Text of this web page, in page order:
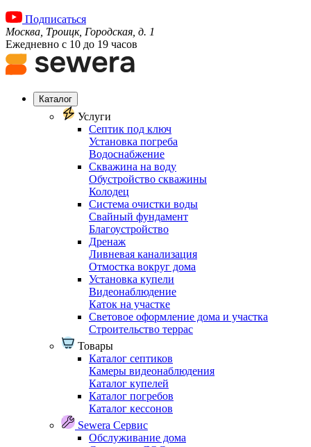
Подписаться
Москва, Троицк, Городская, д. 1
Ежедневно с 10 до 19 часов
Каталог
Услуги
Септик под ключ
Установка погреба
Водоснабжение
Скважина на воду
Обустройство скважины
Колодец
Система очистки воды
Свайный фундамент
Благоустройство
Дренаж
Ливневая канализация
Отмостка вокруг дома
Установка купели
Видеонаблюдение
Каток на участке
Световое оформление дома и участка
Строительство террас
Товары
Каталог септиков
Камеры видеонаблюдения
Каталог купелей
Каталог погребов
Каталог кессонов
Sewera Сервис
Обслуживание дома